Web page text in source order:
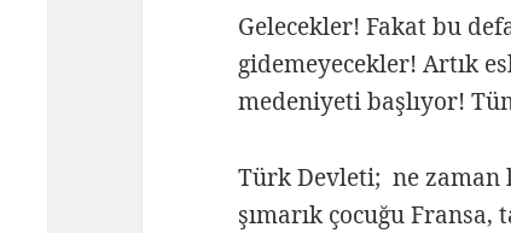
Gelecekler! Fakat bu
gidemeyecekler! Artık
medeniyeti başlıyor!
Türk Devleti; ne
şımarık çocuğu